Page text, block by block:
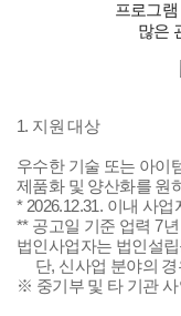
프로그
많은
1. 지원 대상
우수한 기술 또는 아이
제품화 및 양산화를 원
* 2026.12.31. 이내 사
** 공고일 기준 업력 7
법인사업자는 법인설
단, 신사업 분야의 경
※ 중기부 및 타 기관